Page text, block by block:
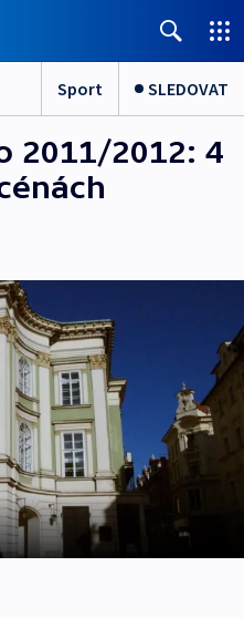
Sport SLEDOVAT
2011/2012: 4